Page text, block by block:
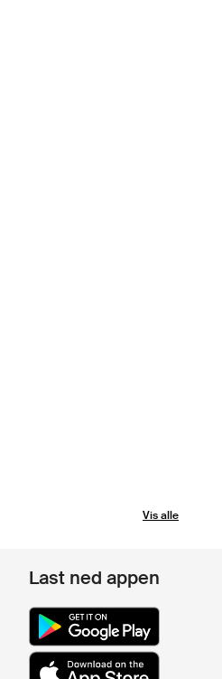
Vis alle
Last ned appen